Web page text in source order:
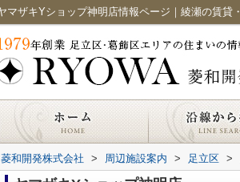
菱和開発株式会社 > 周辺施設案内 > 足立区 >